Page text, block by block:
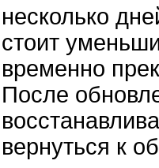
несколько
стоит
временно
После
вернуться к